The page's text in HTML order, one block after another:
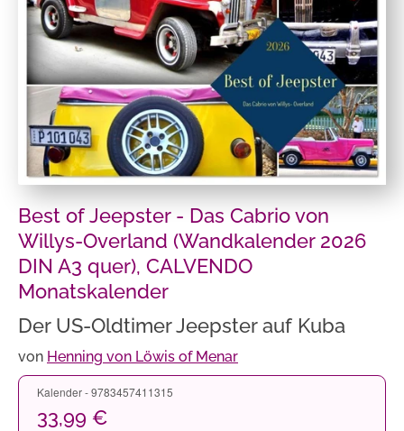
Best of Jeepster - Das Cabrio von
Willys-Overland (Wandkalender 2026
DIN A3 quer), CALVENDO
Monatskalender
Der US-Oldtimer Jeepster auf Kuba
von Henning von Löwis of Menar
Kalender - 9783457411315
33,99 €